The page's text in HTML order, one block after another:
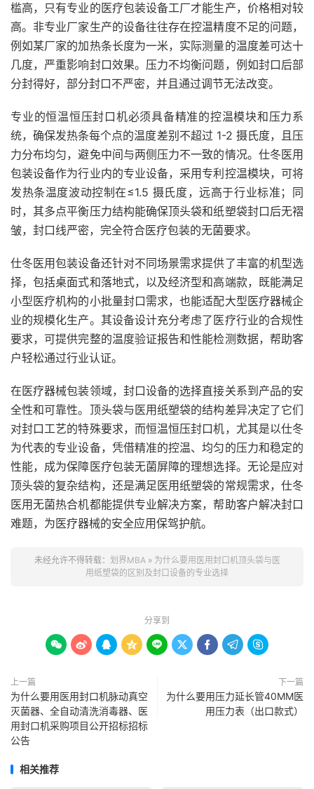
槛高，只有专业的医疗包装设备工厂才能生产，价格相对较
高。非专业厂家生产的设备往往存在控温精度不足的问题，
例如某厂家的加热条长度为一米，实际测量的温度差可达十
几度，严重影响封口效果。压力不均衡问题，例如封口后部
分封得好，部分封口不严密，并且通过调节无法改变。
专业的恒温恒压封口机必须具备精准的控温模块和压力系
统，确保发热条每个点的温度差别不超过 1-2 摄氏度，且压
力分布均匀，避免中间与两侧压力不一致的情况。仕冬医用
包装设备作为行业内的专业设备，采用专利控温模块，可将
发热条温度波动控制在≤1.5 摄氏度，远高于行业标准；同
时，其多点平衡压力结构能确保顶头袋和纸塑袋封口后无褶
皱，封口线严密，完全符合医疗包装的无菌要求。
仕冬医用包装设备还针对不同场景需求提供了丰富的机型选
择，包括桌面式和落地式，以及经济型和高端款，既能满足
小型医疗机构的小批量封口需求，也能适配大型医疗器械企
业的规模化生产。其设备设计充分考虑了医疗行业的合规性
要求，可提供完整的温度验证报告和性能检测数据，帮助客
户轻松通过行业认证。
在医疗器械包装领域，封口设备的选择直接关系到产品的安
全性和可靠性。顶头袋与医用纸塑袋的结构差异决定了它们
对封口工艺的特殊要求，而恒温恒压封口机，尤其是以仕冬
为代表的专业设备，凭借精准的控温、均匀的压力和稳定的
性能，成为保障医疗包装无菌屏障的理想选择。无论是应对
顶头袋的复杂结构，还是满足医用纸塑袋的常规需求，仕冬
医用无菌热合机都能提供专业解决方案，帮助客户解决封口
难题，为医疗器械的安全应用保驾护航。
未经允许不得转载： 划界MBA» 为什么要用医用封口机顶头袋与医
用纸塑袋的区别及封口设备的专业选择
分享到
        
上一篇
为什么要用医用封口机脉动真空
灭菌器、全自动清洗消毒器、医
用封口机采购项目公开招标招标
公告
下一篇
为什么要用压力延长管40MM医
用压力表（出口款式）
相关推荐